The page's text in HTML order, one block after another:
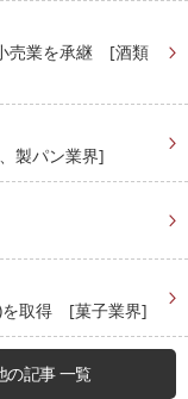
売業を承継 [酒類
製パン業界]
)を取得 [菓子業界]
の記事 一覧